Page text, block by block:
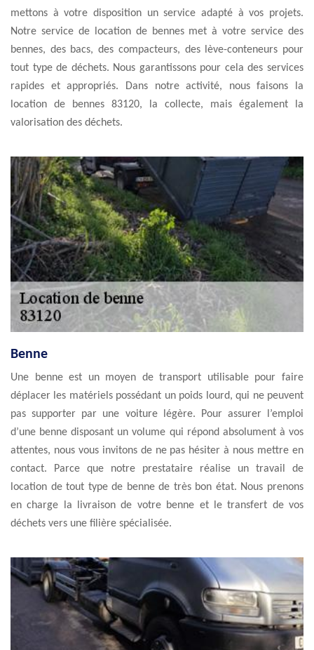
mettons à votre disposition un service adapté à vos projets.
Notre service de location de bennes met à votre service des
bennes, des bacs, des compacteurs, des lève-conteneurs pour
tout type de déchets. Nous garantissons pour cela des services
rapides et appropriés. Dans notre activité, nous faisons la
location de bennes 83120, la collecte, mais également la
valorisation des déchets.
Benne
Une benne est un moyen de transport utilisable pour faire
déplacer les matériels possédant un poids lourd, qui ne peuvent
pas supporter par une voiture légère. Pour assurer l’emploi
d’une benne disposant un volume qui répond absolument à vos
attentes, nous vous invitons de ne pas hésiter à nous mettre en
contact. Parce que notre prestataire réalise un travail de
location de tout type de benne de très bon état. Nous prenons
en charge la livraison de votre benne et le transfert de vos
déchets vers une filière spécialisée.